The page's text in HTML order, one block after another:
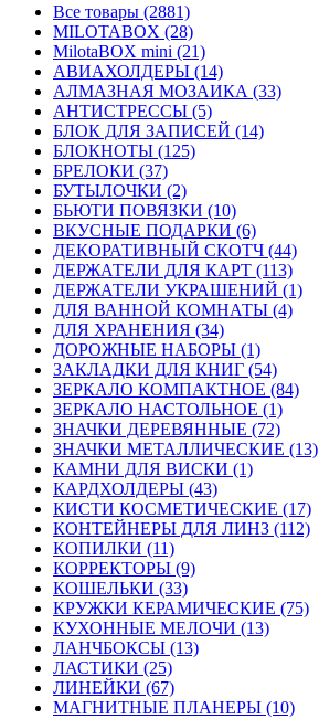
Все товары (2881)
MILOTABOX (28)
MilotaBOX mini (21)
АВИАХОЛДЕРЫ (14)
АЛМАЗНАЯ МОЗАИКА (33)
АНТИСТРЕССЫ (5)
БЛОК ДЛЯ ЗАПИСЕЙ (14)
БЛОКНОТЫ (125)
БРЕЛОКИ (37)
БУТЫЛОЧКИ (2)
БЬЮТИ ПОВЯЗКИ (10)
ВКУСНЫЕ ПОДАРКИ (6)
ДЕКОРАТИВНЫЙ СКОТЧ (44)
ДЕРЖАТЕЛИ ДЛЯ КАРТ (113)
ДЕРЖАТЕЛИ УКРАШЕНИЙ (1)
ДЛЯ ВАННОЙ КОМНАТЫ (4)
ДЛЯ ХРАНЕНИЯ (34)
ДОРОЖНЫЕ НАБОРЫ (1)
ЗАКЛАДКИ ДЛЯ КНИГ (54)
ЗЕРКАЛО КОМПАКТНОЕ (84)
ЗЕРКАЛО НАСТОЛЬНОЕ (1)
ЗНАЧКИ ДЕРЕВЯННЫЕ (72)
ЗНАЧКИ МЕТАЛЛИЧЕСКИЕ (13)
КАМНИ ДЛЯ ВИСКИ (1)
КАРДХОЛДЕРЫ (43)
КИСТИ КОСМЕТИЧЕСКИЕ (17)
КОНТЕЙНЕРЫ ДЛЯ ЛИНЗ (112)
КОПИЛКИ (11)
КОРРЕКТОРЫ (9)
КОШЕЛЬКИ (33)
КРУЖКИ КЕРАМИЧЕСКИЕ (75)
КУХОННЫЕ МЕЛОЧИ (13)
ЛАНЧБОКСЫ (13)
ЛАСТИКИ (25)
ЛИНЕЙКИ (67)
МАГНИТНЫЕ ПЛАНЕРЫ (10)